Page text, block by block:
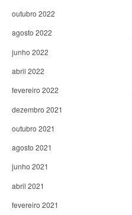
outubro 2022
agosto 2022
junho 2022
abril 2022
fevereiro 2022
dezembro 2021
outubro 2021
agosto 2021
junho 2021
abril 2021
fevereiro 2021